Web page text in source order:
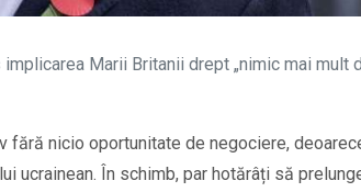
Marii Britanii drept „nimic mai mult
nicio oportunitate de negociere,
ucrainean. În schimb, par hotărâți să